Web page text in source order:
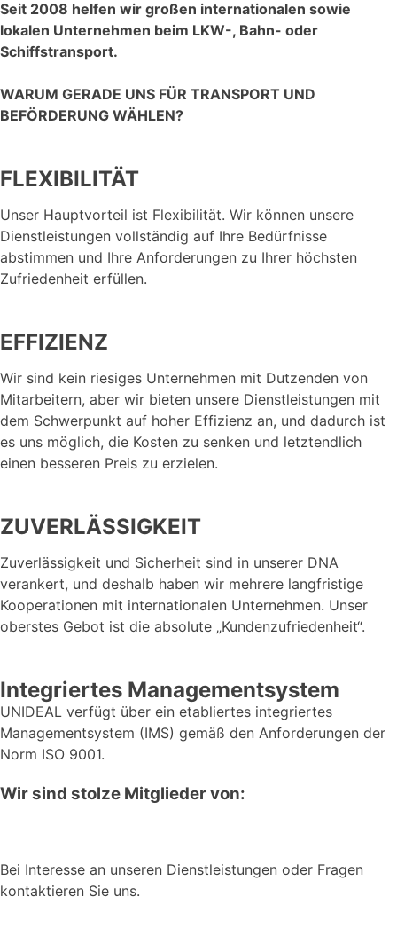
Seit 2008 helfen wir großen internationalen sowie
lokalen Unternehmen beim LKW-, Bahn- oder
Schiffstransport.
WARUM GERADE UNS FÜR TRANSPORT UND
BEFÖRDERUNG WÄHLEN?
FLEXIBILITÄT
Unser Hauptvorteil ist Flexibilität. Wir können unsere
Dienstleistungen vollständig auf Ihre Bedürfnisse
abstimmen und Ihre Anforderungen zu Ihrer höchsten
Zufriedenheit erfüllen.
EFFIZIENZ
Wir sind kein riesiges Unternehmen mit Dutzenden von
Mitarbeitern, aber wir bieten unsere Dienstleistungen mit
dem Schwerpunkt auf hoher Effizienz an, und dadurch ist
es uns möglich, die Kosten zu senken und letztendlich
einen besseren Preis zu erzielen.
ZUVERLÄSSIGKEIT
Zuverlässigkeit und Sicherheit sind in unserer DNA
verankert, und deshalb haben wir mehrere langfristige
Kooperationen mit internationalen Unternehmen. Unser
oberstes Gebot ist die absolute „Kundenzufriedenheit“.
Integriertes Managementsystem
UNIDEAL verfügt über ein etabliertes integriertes
Managementsystem (IMS) gemäß den Anforderungen der
Norm ISO 9001.
Wir sind stolze Mitglieder von:
Bei Interesse an unseren Dienstleistungen oder Fragen
kontaktieren Sie uns.